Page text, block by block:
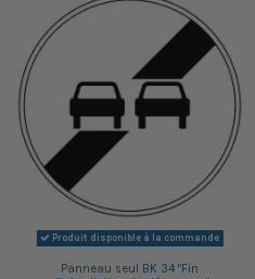
Produit disponible à la commande
Panneau seul BK 34 "Fin